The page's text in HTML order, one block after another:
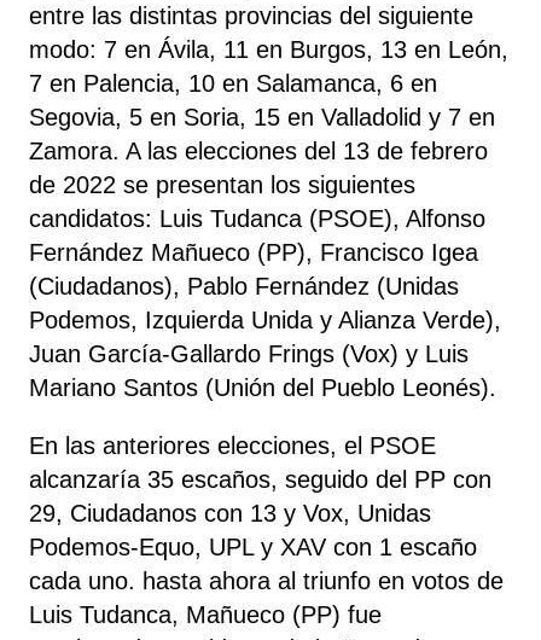
entre las distintas provincias del siguiente
modo: 7 en Ávila, 11 en Burgos, 13 en León,
7 en Palencia, 10 en Salamanca, 6 en
Segovia, 5 en Soria, 15 en Valladolid y 7 en
Zamora. A las elecciones del 13 de febrero
de 2022 se presentan los siguientes
candidatos: Luis Tudanca (PSOE), Alfonso
Fernández Mañueco (PP), Francisco Igea
(Ciudadanos), Pablo Fernández (Unidas
Podemos, Izquierda Unida y Alianza Verde),
Juan García-Gallardo Frings (Vox) y Luis
Mariano Santos (Unión del Pueblo Leonés).
En las anteriores elecciones, el PSOE
alcanzaría 35 escaños, seguido del PP con
29, Ciudadanos con 13 y Vox, Unidas
Podemos-Equo, UPL y XAV con 1 escaño
cada uno. hasta ahora al triunfo en votos de
Luis Tudanca, Mañueco (PP) fue